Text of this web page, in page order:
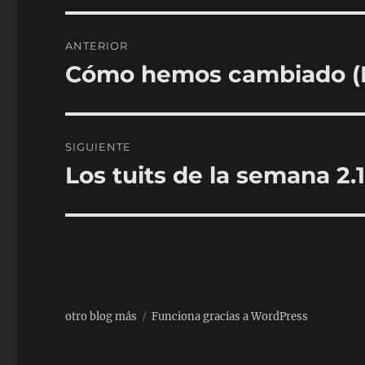
de
ANTERIOR
Entrada
Cómo hemos cambiado
SIGUIENTE
Entrada
Los tuits de la semana
otro blog más Funciona gracias a WordPress